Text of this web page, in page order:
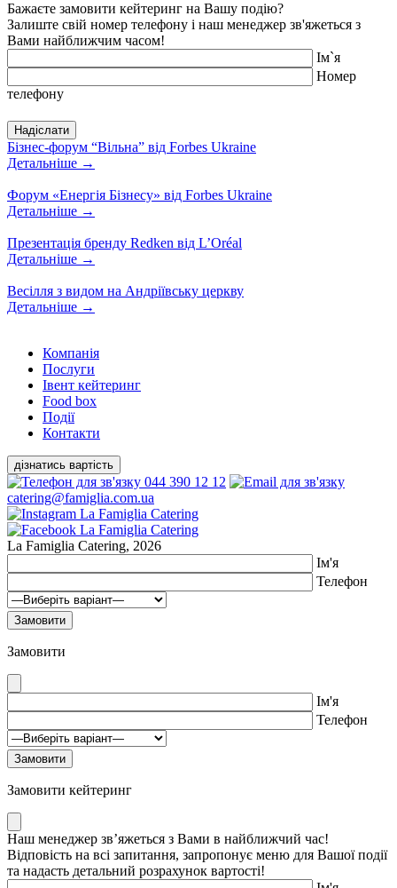
Бажаєте замовити кейтеринг на Вашу подію?
Залиште свій номер телефону і наш менеджер зв'яжеться з
Вами найближчим часом!
Iм`я
Номер
телефону
Бізнес-форум “Вільна” від Forbes Ukraine
Детальніше →
Форум «Енергія Бізнесу» від Forbes Ukraine
Детальніше →
Презентація бренду Redken від L’Oréal
Детальніше →
Весілля з видом на Андріївську церкву
Детальніше →
Компанiя
Послуги
Івент кейтеринг
Food box
Події
Контакти
дізнатись вартість
044 390 12 12
catering@famiglia.com.ua
La Famiglia Catering, 2026
Ім'я
Телефон
Замовити
Ім'я
Телефон
Замовити кейтеринг
Наш менеджер зв’яжеться з Вами в найближчий час!
Відповість на всі запитання, запропонує меню для Вашої події
та надасть детальний розрахунок вартості!